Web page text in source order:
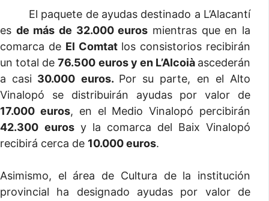
El paquete de ayudas destinado a L’Alacantí
es de más de 32.000 euros mientras que en la
comarca de El Comtatlos consistorios recibirán
un total de76.500 euros y en L’Alcoià ascederán
a casi 30.000 euros. Por su parte, en el Alto
Vinalopó se distribuirán ayudas por valor de
17.000 euros, en el Medio Vinalopó percibirán
42.300 euros y la comarca del Baix Vinalopó
recibirá cerca de 10.000 euros.
Asimismo, el área de Cultura de la institución
provincial ha designado ayudas por valor de